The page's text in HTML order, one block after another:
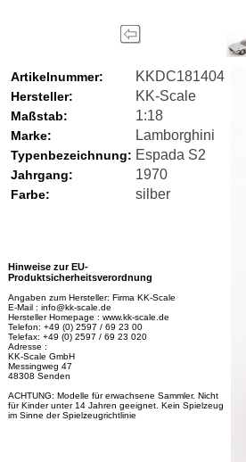
Artikelnummer: KKDC181404
Hersteller: KK-Scale
Maßstab: 1:18
Marke: Lamborghini
Typenbezeichnung: Espada S2
Jahrgang: 1970
Farbe: silber
Hinweise zur EU-
Produktsicherheitsverordnung
Angaben zum Hersteller: Firma KK-Scale
E-Mail : info@kk-scale.de
Hersteller Homepage : www.kk-scale.de
Telefon: +49 (0) 2597 / 69 23 00
Telefax: +49 (0) 2597 / 69 23 020
Adresse :
KK-Scale GmbH
Messingweg 47
48308 Senden
ACHTUNG: Modelle für erwachsene Sammler. Nicht
für Kinder unter 14 Jahren geeignet. Kein Spielzeug
im Sinne der Spielzeugrichtlinie